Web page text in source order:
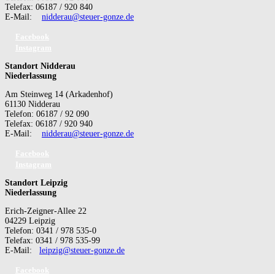
Telefax: 06187 / 920 840
E-Mail: nidderau@steuer-gonze.de
Standort Nidderau
Niederlassung
Am Steinweg 14 (Arkadenhof)
61130 Nidderau
Telefon: 06187 / 92 090
Telefax: 06187 / 920 940
E-Mail: nidderau@steuer-gonze.de
Standort Leipzig
Niederlassung
Erich-Zeigner-Allee 22
04229 Leipzig
Telefon: 0341 / 978 535-0
Telefax: 0341 / 978 535-99
E-Mail: leipzig@steuer-gonze.de